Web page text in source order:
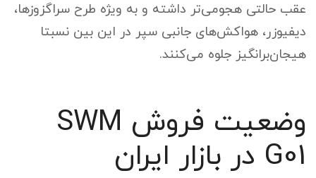
عقب حالتی هجومی‌تر داشته و به ویژه طرح سراگزوزها،
دیفیوزر، هواکش‌های جانبی سپر در این بین نسبتا
هیجان‌برانگیز جلوه می‌کنند.
وضعیت فروش SWM
G01 در بازار ایران